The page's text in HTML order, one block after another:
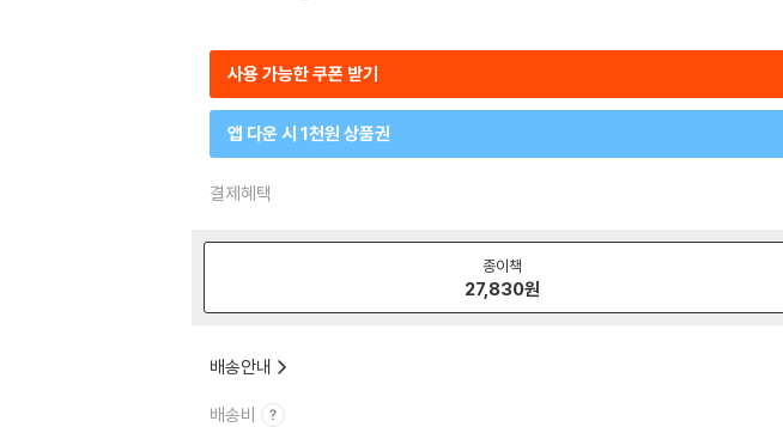
사용 가능한 쿠폰 받기
앱 다운 시 1천원 상품권
결제혜택
종이책
27,830원
배송안내
배송비